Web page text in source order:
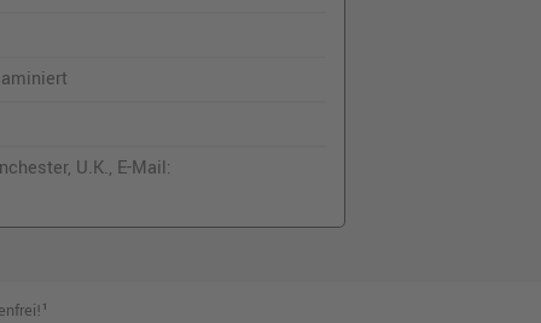
U.K., E-Mail: